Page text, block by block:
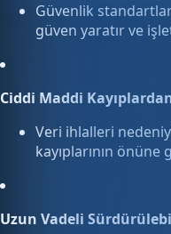
Güvenlik
güven yaratır ve
Ciddi Maddi
Veri ihlalleri
kayıplarının önüne
Uzun Vadeli